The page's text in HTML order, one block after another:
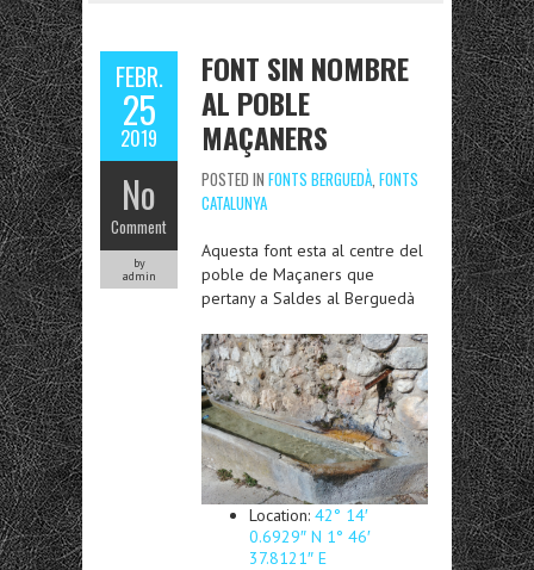
FEBR.
25
2019
No
Comment
by
admin
FONT SIN NOMBRE
AL POBLE
MAÇANERS
POSTED IN FONTS BERGUEDÀ, FONTS
CATALUNYA
Aquesta font esta al centre del
poble de Maçaners que
pertany a Saldes al Berguedà
Location: 42° 14′
0.6929″ N 1° 46′
37.8121″ E